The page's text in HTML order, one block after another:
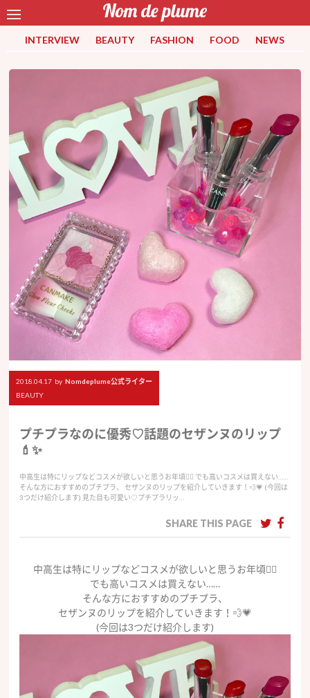
INTERVIEW BEAUTY FASHION FOOD NEWS
2018.04.17 by Nomdeplume公式ライター
BEAUTY
プチプラなのに優秀♡話題のセザンヌのリップ
💄✨
中高生は特にリップなどコスメが欲しいと思うお年頃🧚‍♀️ でも高いコスメは買えない……
そんな方におすすめのプチプラ、 セザンヌのリップを紹介していきます！💨💗 (今回は
3つだけ紹介します) 見た目も可愛い♡プチプラリッ…
SHARE THIS PAGE
中高生は特にリップなどコスメが欲しいと思うお年頃🧚‍♀️
でも高いコスメは買えない……
そんな方におすすめのプチプラ、
セザンヌのリップを紹介していきます！💨💗
(今回は3つだけ紹介します)